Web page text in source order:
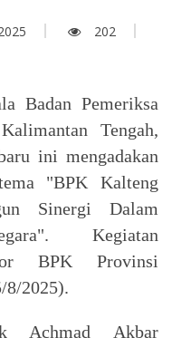
202
Badan Pemeriksa
Tengah,
ini mengadakan
"BPK Kalteng
Sinergi Dalam
Kegiatan
BPK Provinsi
8/2025).
Achmad Akbar